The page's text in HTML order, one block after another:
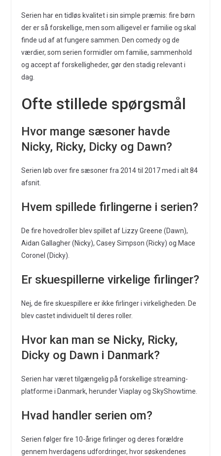
Serien har en tidløs kvalitet i sin simple præmis: fire børn
der er så forskellige, men som alligevel er familie og skal
finde ud af at fungere sammen. Den comedy og de
værdier, som serien formidler om familie, sammenhold
og accept af forskelligheder, gør den stadig relevant i
dag.
Ofte stillede spørgsmål
Hvor mange sæsoner havde
Nicky, Ricky, Dicky og Dawn?
Serien løb over fire sæsoner fra 2014 til 2017 med i alt 84
afsnit.
Hvem spillede firlingerne i serien?
De fire hovedroller blev spillet af Lizzy Greene (Dawn),
Aidan Gallagher (Nicky), Casey Simpson (Ricky) og Mace
Coronel (Dicky).
Er skuespillerne virkelige firlinger?
Nej, de fire skuespillere er ikke firlinger i virkeligheden. De
blev castet individuelt til deres roller.
Hvor kan man se Nicky, Ricky,
Dicky og Dawn i Danmark?
Serien har været tilgængelig på forskellige streaming-
platforme i Danmark, herunder Viaplay og SkyShowtime.
Hvad handler serien om?
Serien følger fire 10-årige firlinger og deres forældre
gennem hverdagens udfordringer, hvor søskendenes